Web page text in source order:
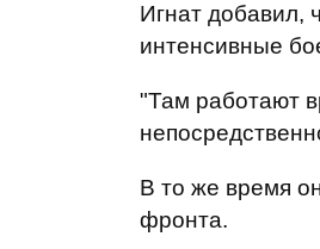
Игнат добавил,
интенсивные
"Там работают
В то же время
фронта.